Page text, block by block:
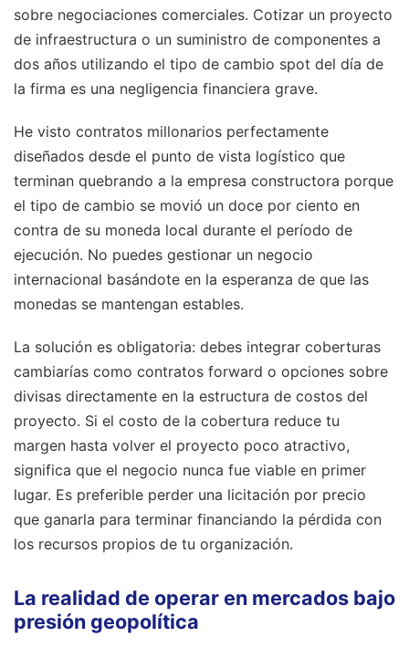
sobre negociaciones comerciales. Cotizar un proyecto
de infraestructura o un suministro de componentes a
dos años utilizando el tipo de cambio spot del día de
la firma es una negligencia financiera grave.
He visto contratos millonarios perfectamente
diseñados desde el punto de vista logístico que
terminan quebrando a la empresa constructora porque
el tipo de cambio se movió un doce por ciento en
contra de su moneda local durante el período de
ejecución. No puedes gestionar un negocio
internacional basándote en la esperanza de que las
monedas se mantengan estables.
La solución es obligatoria: debes integrar coberturas
cambiarías como contratos forward o opciones sobre
divisas directamente en la estructura de costos del
proyecto. Si el costo de la cobertura reduce tu
margen hasta volver el proyecto poco atractivo,
significa que el negocio nunca fue viable en primer
lugar. Es preferible perder una licitación por precio
que ganarla para terminar financiando la pérdida con
los recursos propios de tu organización.
La realidad de operar en mercados bajo
presión geopolítica